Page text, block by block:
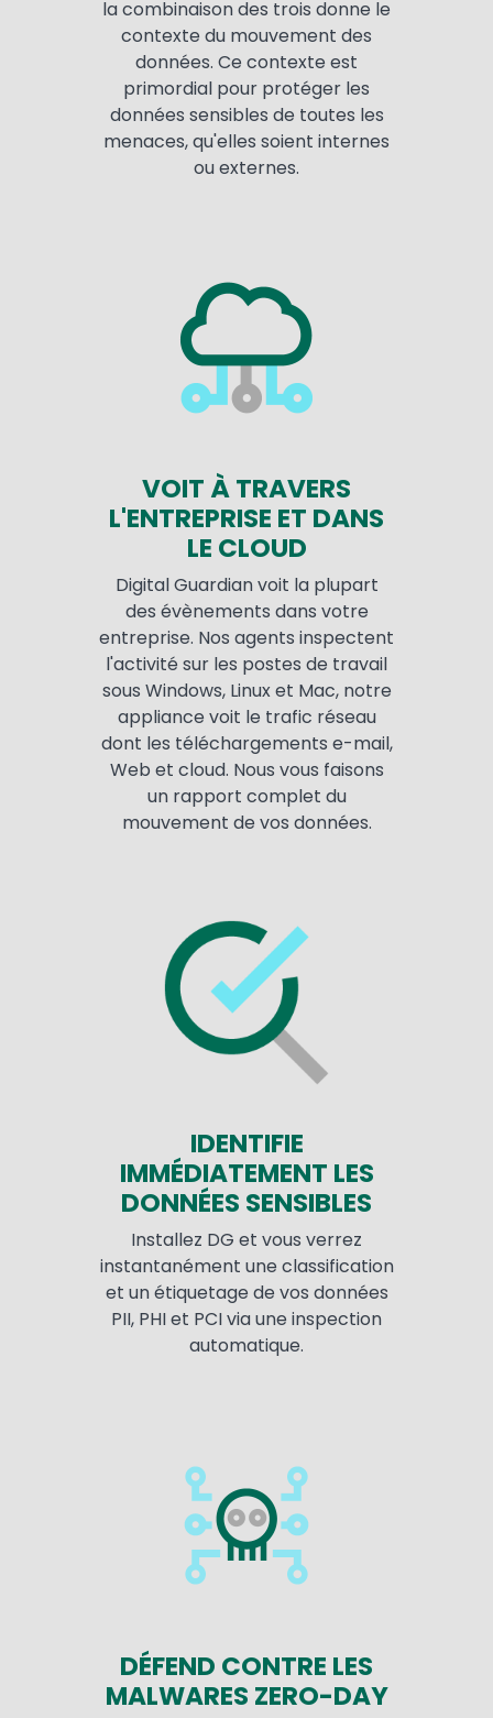
la combinaison des trois donne le
contexte du mouvement des
données. Ce contexte est
primordial pour protéger les
données sensibles de toutes les
menaces, qu'elles soient internes
ou externes.
VOIT À TRAVERS
L'ENTREPRISE ET DANS
LE CLOUD
Digital Guardian voit la plupart
des évènements dans votre
entreprise. Nos agents inspectent
l'activité sur les postes de travail
sous Windows, Linux et Mac, notre
appliance voit le trafic réseau
dont les téléchargements e-mail,
Web et cloud. Nous vous faisons
un rapport complet du
mouvement de vos données.
IDENTIFIE
IMMÉDIATEMENT LES
DONNÉES SENSIBLES
Installez DG et vous verrez
instantanément une classification
et un étiquetage de vos données
PII, PHI et PCI via une inspection
automatique.
DÉFEND CONTRE LES
MALWARES ZERO-DAY